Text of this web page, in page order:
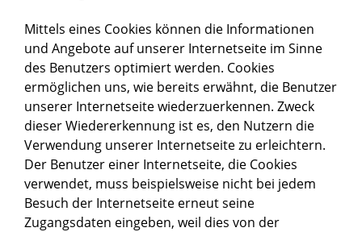
Mittels eines Cookies können die Informationen
und Angebote auf unserer Internetseite im Sinne
des Benutzers optimiert werden. Cookies
ermöglichen uns, wie bereits erwähnt, die Benutzer
unserer Internetseite wiederzuerkennen. Zweck
dieser Wiedererkennung ist es, den Nutzern die
Verwendung unserer Internetseite zu erleichtern.
Der Benutzer einer Internetseite, die Cookies
verwendet, muss beispielsweise nicht bei jedem
Besuch der Internetseite erneut seine
Zugangsdaten eingeben, weil dies von der